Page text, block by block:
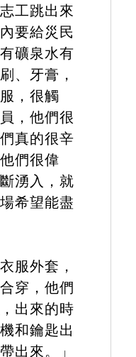
工跳出來
要給災民
礦泉水有
、牙膏，
，很觸
，他們很
真的很辛
們很偉
湧入，就
希望能盡
服外套，
穿，他們
出來的時
和鑰匙出
出來。」